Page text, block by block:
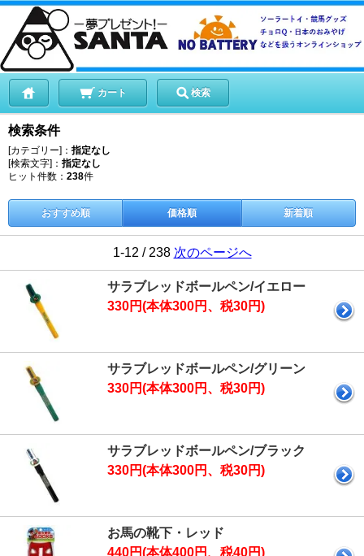
カート 検索
検索条件
[カテゴリー]： 指定なし
[検索文字]： 指定なし
ヒット件数： 238件
おすすめ順 価格順 新着順
1-12 / 238 次のページへ
サラブレッドボールペン/イエロー
330円(本体300円、税30円)
サラブレッドボールペン/グリーン
330円(本体300円、税30円)
サラブレッドボールペン/ブラック
330円(本体300円、税30円)
お馬の靴下・レッド
440円(本体400円、税40円)